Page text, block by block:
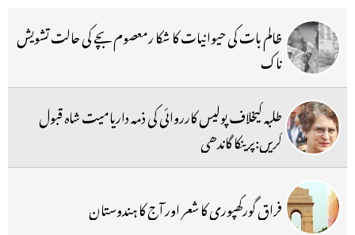
ظالم بات کی حیوانیات کا شکا رمعصوم بچے کی حالت تشویش
ناک
طلبہ کیخلاف پولیس کارروائی کی ذمہ داریامیت شاہ قبول
کریں:پرینکا گاندھی
فراق گورکھپوری کا شعر اور آج کا ہندوستان